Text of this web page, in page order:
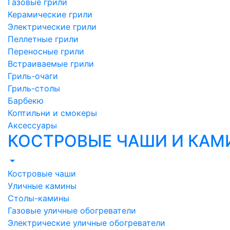
Газовые грили
Керамические грили
Электрические грили
Пеллетные грили
Переносные грили
Встраиваемые грили
Гриль-очаги
Гриль-столы
Барбекю
Коптильни и смокеры
Аксессуары
КОСТРОВЫЕ ЧАШИ И
Костровые чаши
Уличные камины
Столы-камины
Газовые уличные обогреватели
Электрические уличные обогреватели